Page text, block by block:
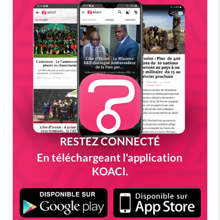
RESTEZ CONNECTÉ
En téléchargeant l'application
KOACI.